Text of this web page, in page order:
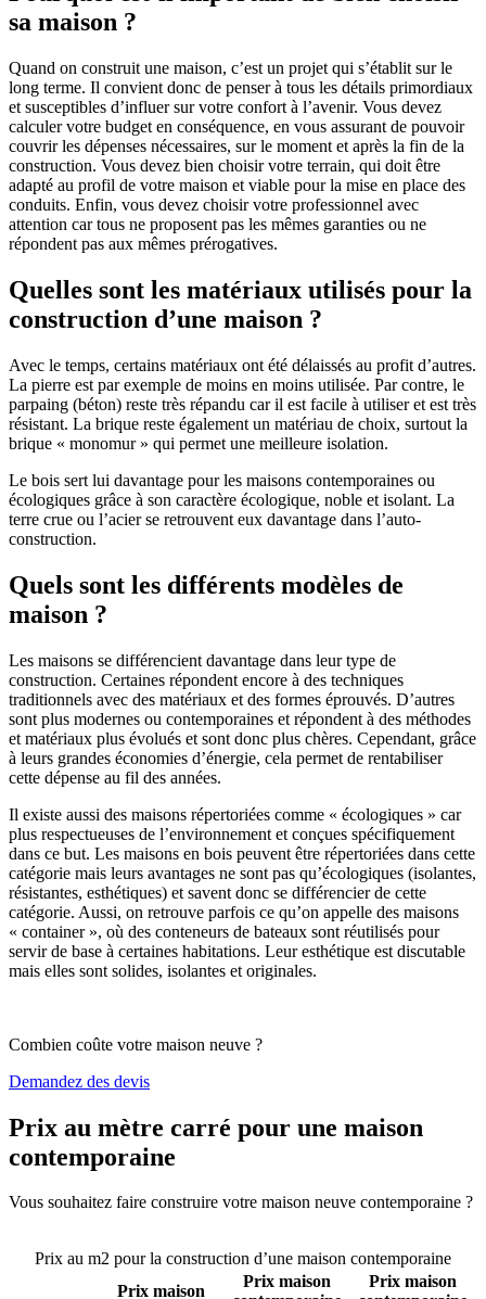
sa maison ?
Quand on construit une maison, c’est un projet qui s’établit sur le
long terme. Il convient donc de penser à tous les détails primordiaux
et susceptibles d’influer sur votre confort à l’avenir. Vous devez
calculer votre budget en conséquence, en vous assurant de pouvoir
couvrir les dépenses nécessaires, sur le moment et après la fin de la
construction. Vous devez bien choisir votre terrain, qui doit être
adapté au profil de votre maison et viable pour la mise en place des
conduits. Enfin, vous devez choisir votre professionnel avec
attention car tous ne proposent pas les mêmes garanties ou ne
répondent pas aux mêmes prérogatives.
Quelles sont les matériaux utilisés pour la
construction d’une maison ?
Avec le temps, certains matériaux ont été délaissés au profit d’autres.
La pierre est par exemple de moins en moins utilisée. Par contre, le
parpaing (béton) reste très répandu car il est facile à utiliser et est très
résistant. La brique reste également un matériau de choix, surtout la
brique « monomur » qui permet une meilleure isolation.
Le bois sert lui davantage pour les maisons contemporaines ou
écologiques grâce à son caractère écologique, noble et isolant. La
terre crue ou l’acier se retrouvent eux davantage dans l’auto-
construction.
Quels sont les différents modèles de
maison ?
Les maisons se différencient davantage dans leur type de
construction. Certaines répondent encore à des techniques
traditionnels avec des matériaux et des formes éprouvés. D’autres
sont plus modernes ou contemporaines et répondent à des méthodes
et matériaux plus évolués et sont donc plus chères. Cependant, grâce
à leurs grandes économies d’énergie, cela permet de rentabiliser
cette dépense au fil des années.
Il existe aussi des maisons répertoriées comme « écologiques » car
plus respectueuses de l’environnement et conçues spécifiquement
dans ce but. Les maisons en bois peuvent être répertoriées dans cette
catégorie mais leurs avantages ne sont pas qu’écologiques (isolantes,
résistantes, esthétiques) et savent donc se différencier de cette
catégorie. Aussi, on retrouve parfois ce qu’on appelle des maisons
« container », où des conteneurs de bateaux sont réutilisés pour
servir de base à certaines habitations. Leur esthétique est discutable
mais elles sont solides, isolantes et originales.
Combien coûte votre maison neuve ?
Demandez des devis
Prix au mètre carré pour une maison
contemporaine
Vous souhaitez faire construire votre maison neuve contemporaine ?
Prix au m2 pour la construction d’une maison contemporaine
Prix maison
Prix maison
Prix maison